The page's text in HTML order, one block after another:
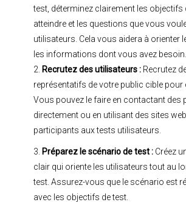
test, déterminez clairement les
atteindre et les questions que vous
utilisateurs. Cela vous aidera à orienter
les informations dont vous avez besoin.
Recrutez des utilisateurs : Recrutez
représentatifs de votre public cible pour
Vous pouvez le faire en contactant des
directement ou en utilisant des sites
participants aux tests utilisateurs.
Préparez le scénario de test : Créez
clair qui oriente les utilisateurs tout au
test. Assurez-vous que le scénario est
avec les objectifs de test.